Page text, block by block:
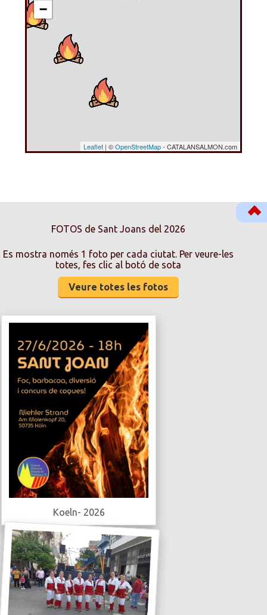
−
Leaflet | ©OpenStreetMap- CATALANSALMON.com
FOTOS de Sant Joans del 2026
Es mostra només 1 foto per cada ciutat. Per veure-les
totes, fes clic al botó de sota
Veure totes les fotos
Koeln- 2026